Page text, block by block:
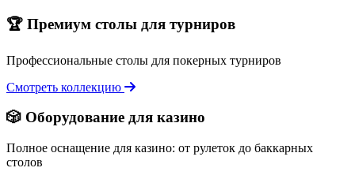
🏆 Премиум столы для турниров
Профессиональные столы для покерных турниров
Смотреть коллекцию
🎲 Оборудование для казино
Полное оснащение для казино: от рулеток до баккарных
столов